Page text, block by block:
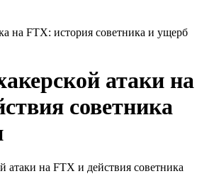
на FTX: история советника и ущерб
атаки на
советника